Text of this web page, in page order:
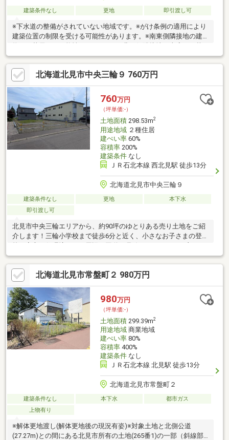
建築条件なし 更地 即引渡し可
※下水道の整備がされていない地域です。※がけ条例の適用により
建築位置の制限を受ける可能性があります。※南東側隣接地の建
物から落雪する可能性があります。※北西側隣接地の車庫から落
雪する可能性があります。
北海道北見市中央三輪９ 760万円
760万円
（坪単価:-）
土地面積298.53m2
用途地域２種住居
建ぺい率60%
容積率200%
建築条件なし
ＪＲ石北本線 西北見駅 徒歩13分
北海道北見市中央三輪９
建築条件なし 更地
本下水
即引渡し可
北見市中央三輪エリアから、約90坪のゆとりある売り土地をご紹
介します！三輪小学校まで徒歩6分と近く、小さなお子さまの登下
商業施設や飲食店も揃っているので日常のお買い物や通勤もスム
ーズです。
北海道北見市常盤町２ 980万円
980万円
（坪単価:-）
土地面積299.39m2
用途地域商業地域
建ぺい率80%
容積率400%
建築条件なし
ＪＲ石北本線 北見駅 徒歩13分
北海道北見市常盤町２
建築条件なし 本下水
都市ガス
上物有り
※解体更地渡し(解体更地後の現況有姿)※対象土地と北側公道
(27.27m)との間にある北見市所有の土地(265番1)の一部（斜線部